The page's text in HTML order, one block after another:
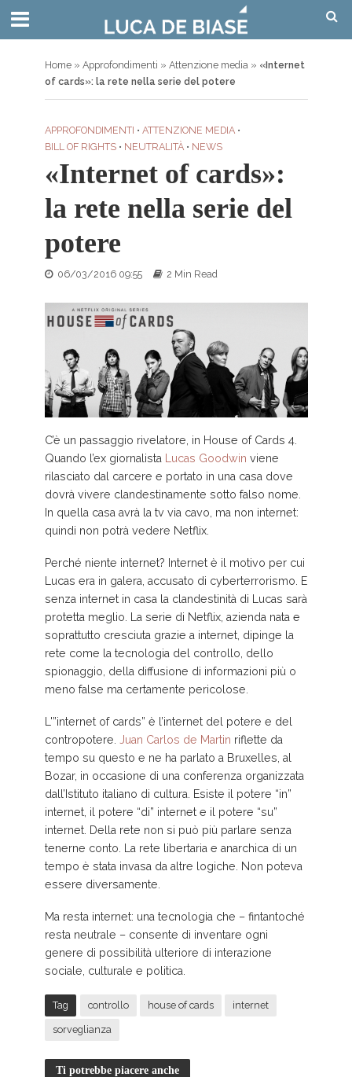
Home» Approfondimenti » Attenzione media» «Internet
of cards»: la rete nella serie del potere
APPROFONDIMENTI • ATTENZIONE MEDIA •
BILL OF RIGHTS • NEUTRALITÀ • NEWS
«Internet of cards»:
la rete nella serie del
potere
06/03/2016 09:55 2 Min Read
C’è un passaggio rivelatore, in House of Cards 4.
Quando l’ex giornalista
Lucas Goodwin viene
rilasciato dal carcere e portato in una casa dove
dovrà vivere clandestinamente sotto falso nome.
In quella casa avrà la tv via cavo, ma non internet:
quindi non potrà vedere Netflix.
Perché niente internet? Internet è il motivo per cui
Lucas era in galera, accusato di cyberterrorismo. E
senza internet in casa la clandestinità di Lucas sarà
protetta meglio. La serie di Netflix, azienda nata e
soprattutto cresciuta grazie a internet, dipinge la
rete come la tecnologia del controllo, dello
spionaggio, della diffusione di informazioni più o
meno false ma certamente pericolose.
L'”internet of cards” è l’internet del potere e del
contropotere.
Juan Carlos de Martin riflette da
tempo su questo e ne ha parlato a Bruxelles, al
Bozar, in occasione di una conferenza organizzata
dall’Istituto italiano di cultura. Esiste il potere “in”
internet, il potere “di” internet e il potere “su”
internet. Della rete non si può più parlare senza
tenerne conto. La rete libertaria e anarchica di un
tempo è stata invasa da altre logiche. Non poteva
essere diversamente.
Ma resta internet: una tecnologia che – fintantoché
resta neutrale – consente di inventare ogni
genere di possibilità ulteriore di interazione
sociale, culturale e politica.
Tag controllo house of cards internet
sorveglianza
Ti potrebbe piacere anche